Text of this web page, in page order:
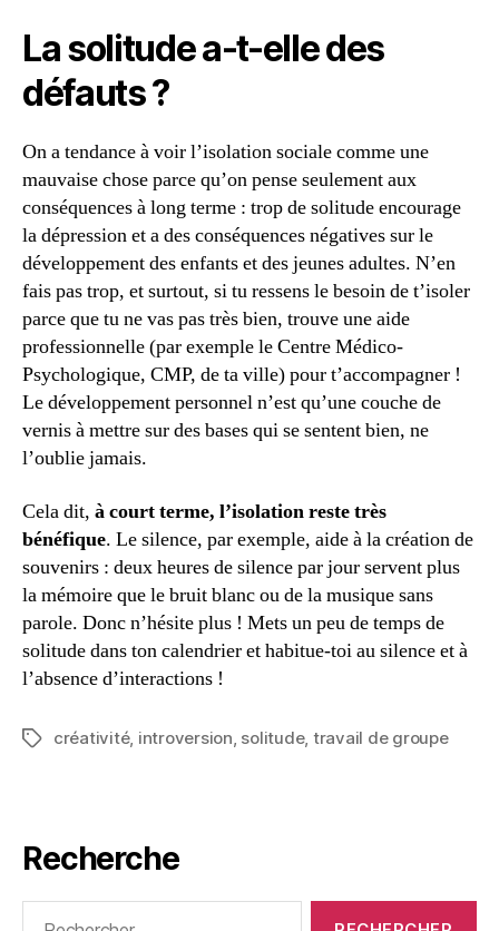
La solitude a-t-elle des
défauts ?
On a tendance à voir l’isolation sociale comme une
mauvaise chose parce qu’on pense seulement aux
conséquences à long terme : trop de solitude encourage
la dépression et a des conséquences négatives sur le
développement des enfants et des jeunes adultes. N’en
fais pas trop, et surtout, si tu ressens le besoin de t’isoler
parce que tu ne vas pas très bien, trouve une aide
professionnelle (par exemple le Centre Médico-
Psychologique, CMP, de ta ville) pour t’accompagner !
Le développement personnel n’est qu’une couche de
vernis à mettre sur des bases qui se sentent bien, ne
l’oublie jamais.
Cela dit, à court terme, l’isolation reste très
bénéfique. Le silence, par exemple, aide à la création de
souvenirs : deux heures de silence par jour servent plus
la mémoire que le bruit blanc ou de la musique sans
parole. Donc n’hésite plus ! Mets un peu de temps de
solitude dans ton calendrier et habitue-toi au silence et à
l’absence d’interactions !
Étiquettes
créativité, introversion solitude, travail de groupe
Recherche